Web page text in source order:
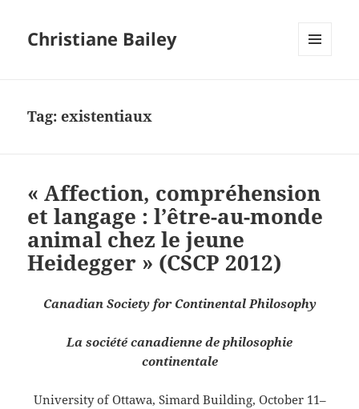
Christiane Bailey
Tag:existentiaux
« Affection, compréhension
et langage : l’être-au-monde
animal chez le jeune
Heidegger » (CSCP 2012)
Canadian Society for Continental Philosophy
La société canadienne de philosophie
continentale
University of Ottawa, Simard Building, October 11–